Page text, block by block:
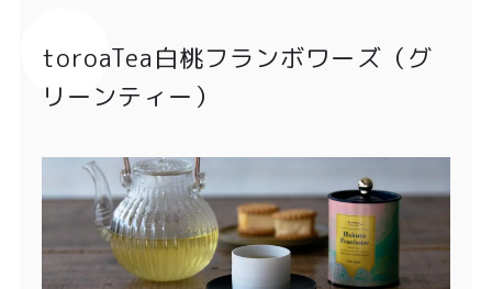
toroaTea白桃フランボワーズ（グ
リーンティー）